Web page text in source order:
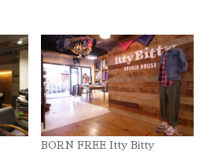
BORN FREE Itty Bitty